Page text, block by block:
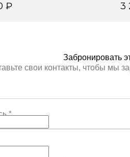
₽ 3
Забронировать
свои контакты, чтобы мы
*